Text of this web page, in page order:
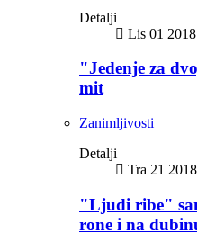
Detalji
Lis 01 2018
"Jedenje za
mit
Zanimljivosti
Detalji
Tra 21 2018
"Ljudi ribe"
rone i na